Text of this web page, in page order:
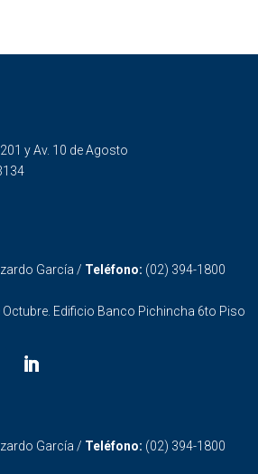
y Av. 10 de Agosto
García / Teléfono: (02) 394-1800
Octubre. Edificio Banco Pichincha 6to Piso
García / Teléfono: (02) 394-1800